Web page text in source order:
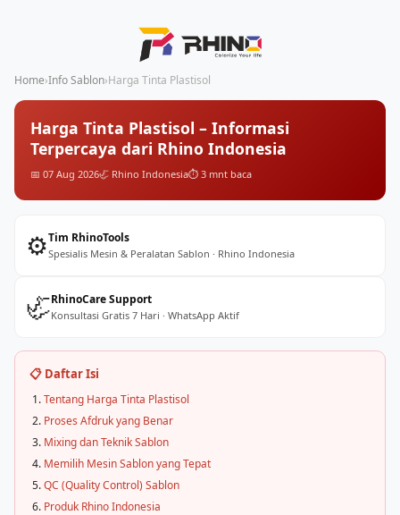
Home›Info Sablon›Harga Tinta Plastisol
Harga Tinta Plastisol – Informasi
Terpercaya dari Rhino Indonesia
📅 07 Aug 2026🦏 Rhino Indonesia⏱️ 3 mnt baca
⚙️Tim RhinoTools
Spesialis Mesin & Peralatan Sablon · Rhino Indonesia
🦏RhinoCare Support
Konsultasi Gratis 7 Hari · WhatsApp Aktif
📋 Daftar Isi
Tentang Harga Tinta Plastisol
Proses Afdruk yang Benar
Mixing dan Teknik Sablon
Memilih Mesin Sablon yang Tepat
QC (Quality Control) Sablon
Produk Rhino Indonesia